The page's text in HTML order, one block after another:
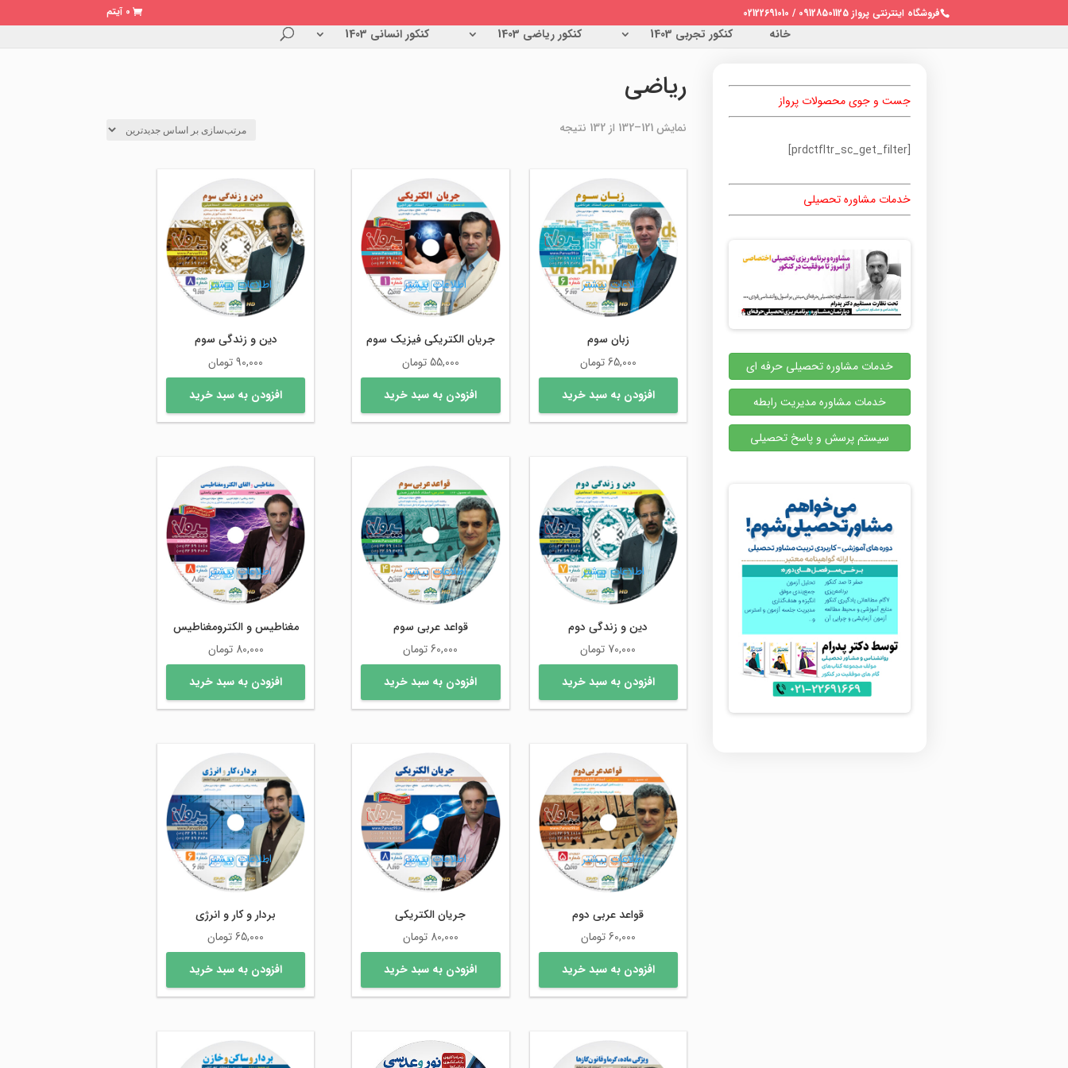
فروشگاه اینترنتی پرواز 09128501125 / 02122691010 0 آیتم
خانه کنکور تجربی 1403 کنکور ریاضی 1403 کنکور انسانی 1403
ریاضی
نمایش 121–132 از 132 نتیجه
مرتب‌سازی
اطلاعات بیشتر
زبان سوم
65,000تومان
افزودن به سبد خرید
اطلاعات بیشتر
جریان الکتریکی فیزیک سوم
55,000تومان
افزودن به سبد خرید
اطلاعات بیشتر
دین و زندگی سوم
90,000تومان
افزودن به سبد خرید
اطلاعات بیشتر
دین و زندگی دوم
70,000 تومان
افزودن به سبد خرید
اطلاعات بیشتر
قواعد عربی سوم
60,000 تومان
افزودن به سبد خرید
اطلاعات بیشتر
مغناطیس و الکترومغناطیس
80,000 تومان
افزودن به سبد خرید
اطلاعات بیشتر
قواعد عربی دوم
60,000تومان
افزودن به سبد خرید
اطلاعات بیشتر
جریان الکتریکی
80,000 تومان
افزودن به سبد خرید
اطلاعات بیشتر
بردار و کار و انرژی
65,000تومان
افزودن به سبد خرید
جست و جوی محصولات پرواز
[prdctfltr_sc_get_filter]
خدمات مشاوره تحصیلی
خدمات مشاوره تحصیلی حرفه ای
خدمات مشاوره مدیریت رابطه
سیستم پرسش و پاسخ تحصیلی